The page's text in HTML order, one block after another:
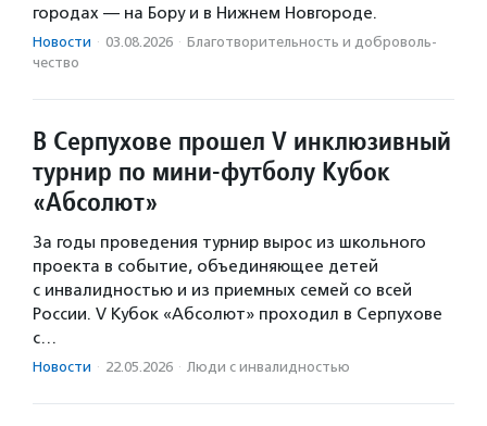
городах — на Бору и в Нижнем Новгороде.
Новости · 03.08.2026 · Благотвори­тель­ность и доброволь­
чест­во
В Серпухове прошел V инклюзивный
турнир по мини-футболу Кубок
«Абсолют»
За годы проведения турнир вырос из школьного
проекта в событие, объединяющее детей
с инвалидностью и из приемных семей со всей
России. V Кубок «Абсолют» проходил в Серпухове
с…
Новости · 22.05.2026 · Люди с инвалидностью